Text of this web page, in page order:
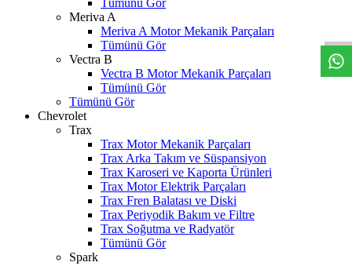
Tümünü Gör
Meriva A
Meriva A Motor Mekanik Parçaları
Tümünü Gör
Vectra B
Vectra B Motor Mekanik Parçaları
Tümünü Gör
Tümünü Gör
Chevrolet
Trax
Trax Motor Mekanik Parçaları
Trax Arka Takım ve Süspansiyon
Trax Karoseri ve Kaporta Ürünleri
Trax Motor Elektrik Parçaları
Trax Fren Balatası ve Diski
Trax Periyodik Bakım ve Filtre
Trax Soğutma ve Radyatör
Tümünü Gör
Spark